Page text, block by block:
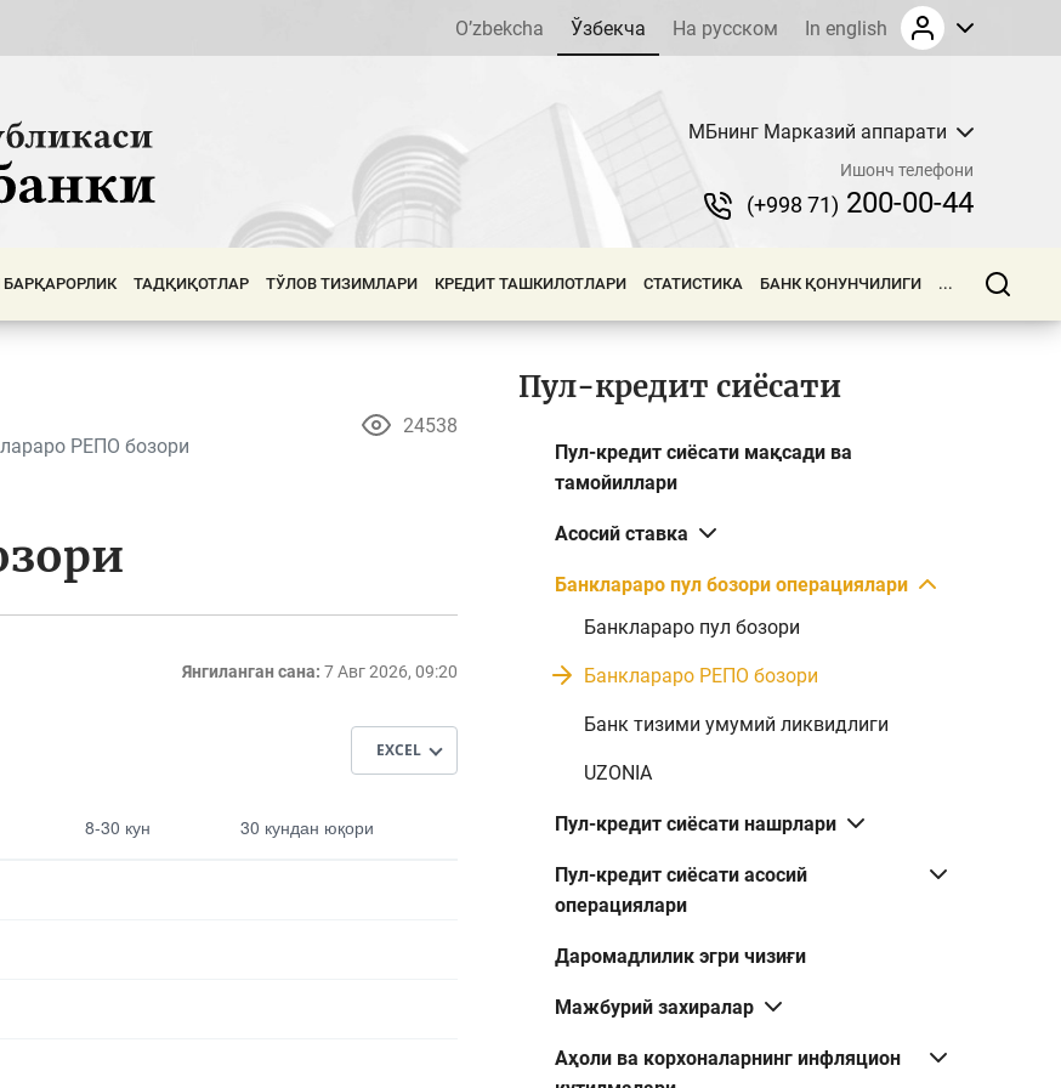
O’zbekcha Ўзбекча На русском In english
МБнинг Марказий аппарати
Ишонч телефони
(+998 71) 200-00-44
ТАДҚИҚОТЛАР ТЎЛОВ ТИЗИМЛАРИ КРЕДИТ ТАШКИЛОТЛАРИ СТАТИСТИКА БАНК ҚОНУНЧИЛИГИ ...
РЕПО бозори
24538
Янгиланган сана: 7 Авг 2026, 09:20
EXCEL
30 кундан8-30 кун 30 кундан юқори
Пул-кредит сиёсати
Пул-кредит сиёсати мақсади ва
тамойиллари
Асосий ставка
Банклараро пул бозори операциялари
Банклараро пул бозори
Банклараро РЕПО бозори
Банк тизими умумий ликвидлиги
UZONIA
Пул-кредит сиёсати нашрлари
Пул-кредит сиёсати асосий
операциялари
Даромадлилик эгри чизиғи
Мажбурий захиралар
Аҳоли ва корхоналарнинг инфляцион